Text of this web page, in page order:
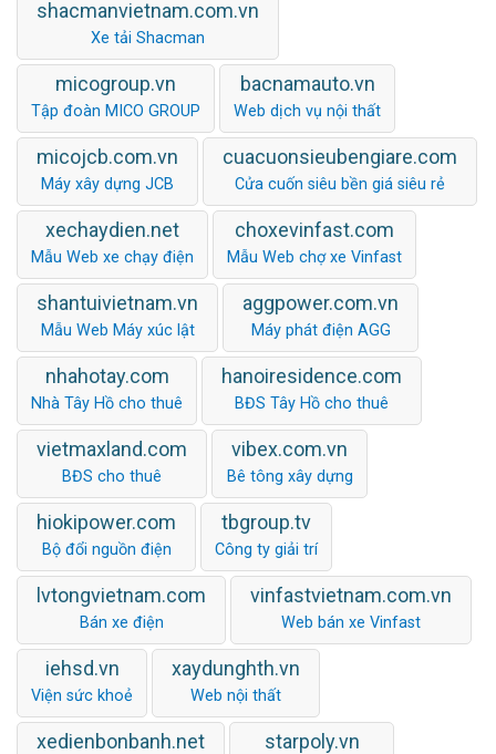
shacmanvietnam.com.vn
Xe tải Shacman
micogroup.vn
Tập đoàn MICO GROUP
bacnamauto.vn
Web dịch vụ nội thất
micojcb.com.vn
Máy xây dựng JCB
cuacuonsieubengiare.com
Cửa cuốn siêu bền giá siêu rẻ
xechaydien.net
Mẫu Web xe chạy điện
choxevinfast.com
Mẫu Web chợ xe Vinfast
shantuivietnam.vn
Mẫu Web Máy xúc lật
aggpower.com.vn
Máy phát điện AGG
nhahotay.com
Nhà Tây Hồ cho thuê
hanoiresidence.com
BĐS Tây Hồ cho thuê
vietmaxland.com
BĐS cho thuê
vibex.com.vn
Bê tông xây dựng
hiokipower.com
Bộ đổi nguồn điện
tbgroup.tv
Công ty giải trí
lvtongvietnam.com
Bán xe điện
vinfastvietnam.com.vn
Web bán xe Vinfast
iehsd.vn
Viện sức khoẻ
xaydunghth.vn
Web nội thất
xedienbonbanh.net starpoly.vn